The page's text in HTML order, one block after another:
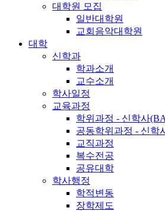
대학원 모집
일반대학원
교회음악대학원
대학
신학과
학과소개
교수소개
학사일정
교육과정
학위과정 - 신학사
공동학위과정 - 신학
교직과정
복수전공
공유대학
학사행정
학적변동
장학제도